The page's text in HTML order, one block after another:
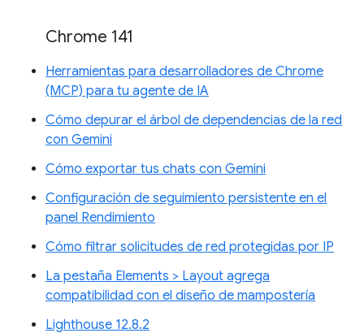
Chrome 141
Herramientas para desarrolladores de Chrome
(MCP) para tu agente de IA
Cómo depurar el árbol de dependencias de la red
con Gemini
Cómo exportar tus chats con Gemini
Configuración de seguimiento persistente en el
panel Rendimiento
Cómo filtrar solicitudes de red protegidas por IP
La pestaña Elements > Layout agrega
compatibilidad con el diseño de mampostería
Lighthouse 12.8.2